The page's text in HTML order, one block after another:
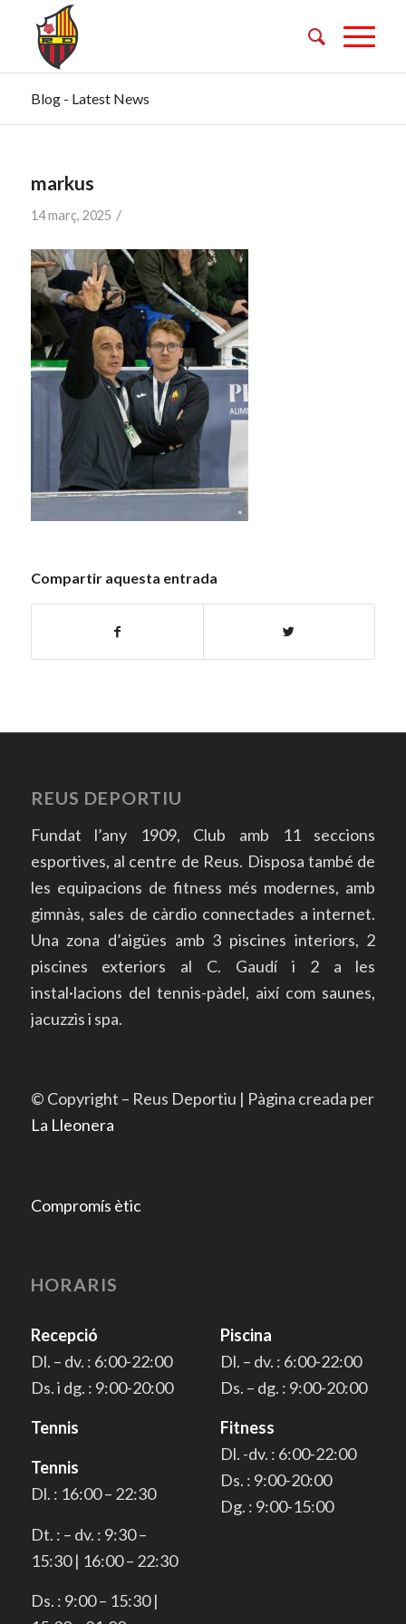
Blog - Latest News
markus
14 març, 2025 /
Compartir aquesta entrada
REUS DEPORTIU
Fundat l’any 1909, Club amb 11 seccions
esportives, al centre de Reus. Disposa també de
les equipacions de fitness més modernes, amb
gimnàs, sales de càrdio connectades a internet.
Una zona d’aigües amb 3 piscines interiors, 2
piscines exteriors al C. Gaudí i 2 a les
instal·lacions del tennis-pàdel, així com saunes,
jacuzzis i spa.
© Copyright – Reus Deportiu | Pàgina creada per
La Lleonera
Compromís ètic
HORARIS
Recepció
Dl. – dv. : 6:00-22:00
Ds. i dg. : 9:00-20:00
Tennis
Tennis
Dl. : 16:00 – 22:30
Dt. : – dv. : 9:30 –
15:30 | 16:00 – 22:30
Ds. : 9:00 – 15:30 |
Piscina
Dl. – dv. : 6:00-22:00
Ds. – dg. : 9:00-20:00
Fitness
Dl. -dv. : 6:00-22:00
Ds. : 9:00-20:00
Dg. : 9:00-15:00